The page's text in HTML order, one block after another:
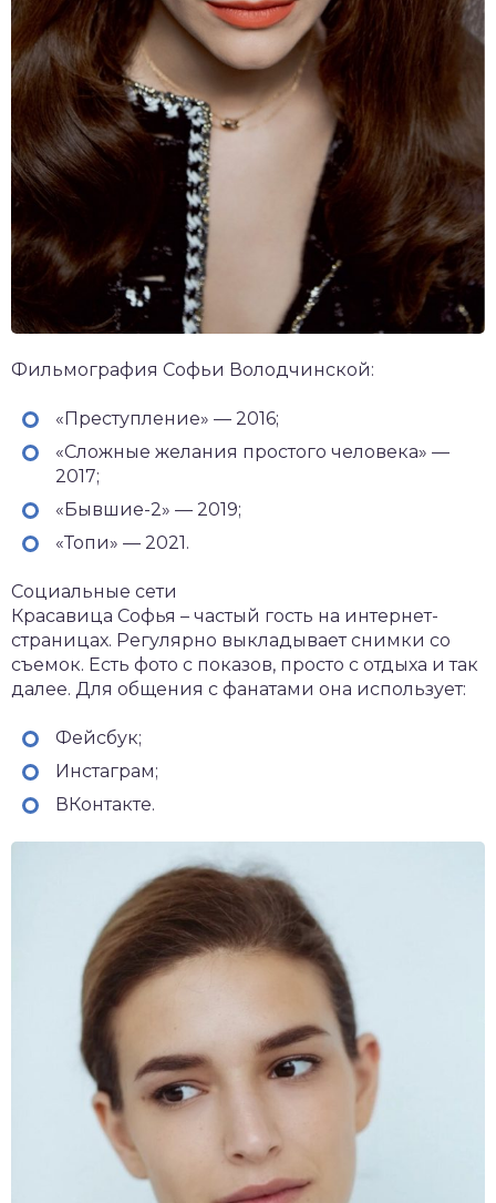
Фильмография Софьи Володчинской:
«Преступление» — 2016;
«Сложные желания простого человека» —
2017;
«Бывшие-2» — 2019;
«Топи» — 2021.
Социальные сети
Красавица Софья – частый гость на интернет-
страницах. Регулярно выкладывает снимки со
съемок. Есть фото с показов, просто с отдыха и так
далее. Для общения с фанатами она использует:
Фейсбук;
Инстаграм;
ВКонтакте.